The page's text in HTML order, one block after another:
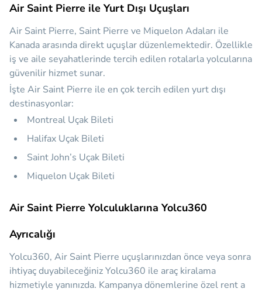
Air Saint Pierre ile Yurt Dışı Uçuşları
Air Saint Pierre, Saint Pierre ve Miquelon Adaları ile
Kanada arasında direkt uçuşlar düzenlemektedir. Özellikle
iş ve aile seyahatlerinde tercih edilen rotalarla yolcularına
güvenilir hizmet sunar.
İşte Air Saint Pierre ile en çok tercih edilen yurt dışı
destinasyonlar:
Montreal Uçak Bileti
Halifax Uçak Bileti
Saint John’s Uçak Bileti
Miquelon Uçak Bileti
Air Saint Pierre Yolculuklarına Yolcu360
Ayrıcalığı
Yolcu360, Air Saint Pierre uçuşlarınızdan önce veya sonra
ihtiyaç duyabileceğinizYolcu360 ile araç kiralama
hizmetiyle yanınızda. Kampanya dönemlerine özel rent a